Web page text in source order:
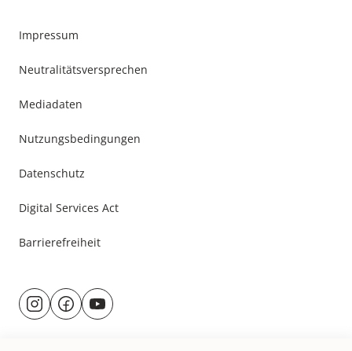
Impressum
Neutralitätsversprechen
Mediadaten
Nutzungsbedingungen
Datenschutz
Digital Services Act
Barrierefreiheit
Besuche
uns@rund.ums.baby
facebook.com/rundumsbaby.de
youtube.com/@rundumsbaby_